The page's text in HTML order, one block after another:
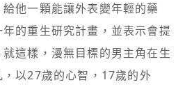
他一顆能讓外表變年輕的藥
的重生研究計畫，並表示會提
這樣，漫無目標的男主角在生
以27歲的心智，17歲的外